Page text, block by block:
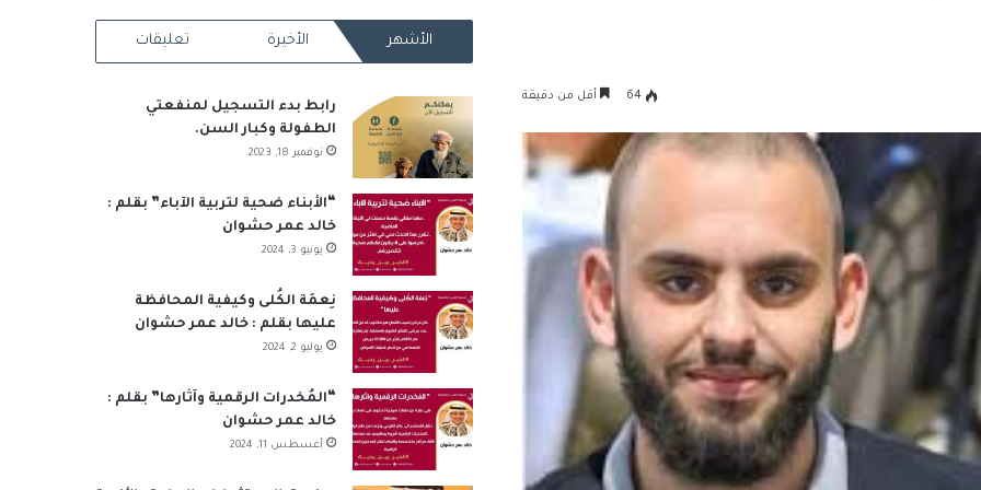
64 أقل من دقيقة
RSS
الأشهر الأخيرة تعليقات
رابط بدء التسجيل لمنفعتي
الطفولة وكبار السن.
نوفمبر 18, 2023
“الأبناء ضحية لتربية الآباء” بقلم :
خالد عمر حشوان
يونيو 3, 2024
نِعمَة الكُلى وكيفية المحافظة
عليها بقلم : خالد عمر حشوان
يوليو 2, 2024
“المُخدرات الرقمية وآثارها” بقلم :
خالد عمر حشوان
أغسطس 11, 2024